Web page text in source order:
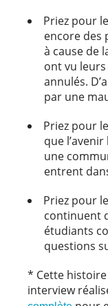
Priez pour
encore des
à cause de
ont vu
annulés.
par une
Priez pour
que
une
entrent
Priez pour
continuent
étudiants
questions
* Cette histoire
interview